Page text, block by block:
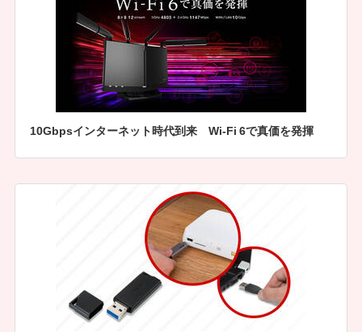
10Gbpsインターネット時代到来 Wi-Fi 6で真価を発揮